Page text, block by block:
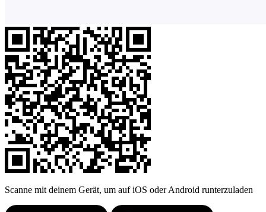
Scanne mit deinem Gerät, um auf iOS oder Android runterzuladen